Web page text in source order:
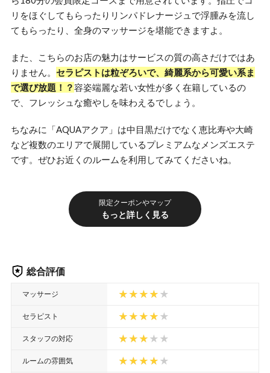
リをほぐしてもらったりリンパドレナージュで浮腫みを流し
てもらったり、全身のマッサージを堪能できますよ。
また、こちらのお店の魅力はサービスの質の高さだけではあ
りません。 セラピストは粒ぞろいで、綺麗系から可愛い系ま
で選び放題！？容姿端麗な若い女性が多く在籍しているの
で、フレッシュな癒やしを味わえるでしょう。
ちなみに「AQUAアクア」は中目黒だけでなく恵比寿や大崎
など複数のエリアで展開しているプレミアムなメンズエステ
です。ぜひお近くのルームを利用してみてくださいね。
限定クーポンやマップ
もっと詳しく見る
総合評価
マッサージ
セラピスト
スタッフの対応
ルームの雰囲気